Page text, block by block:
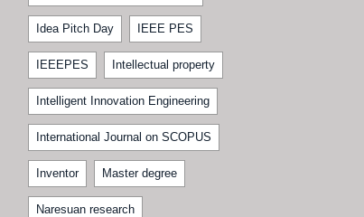
Idea Pitch Day IEEE PES
IEEEPES Intellectual property
Intelligent Innovation Engineering
International Journal on SCOPUS
Inventor Master degree
Naresuan research